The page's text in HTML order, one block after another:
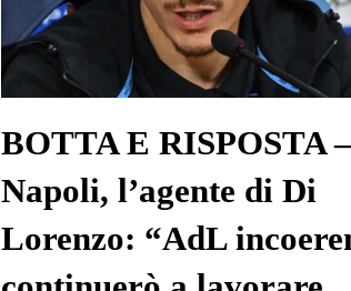
BOTTA E RISPOSTA –
Napoli, l’agente di Di
Lorenzo: “AdL